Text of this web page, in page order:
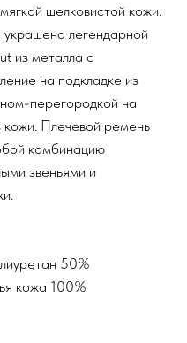
шелковистой кожи.
легендарной
из металла с
на подкладке из
перегородкой на
Плечевой ремень
комбинацию
звеньями и
50%
кожа 100%